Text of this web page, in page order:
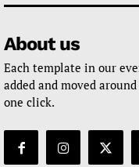
About us
Each template in our
added and moved
one click.